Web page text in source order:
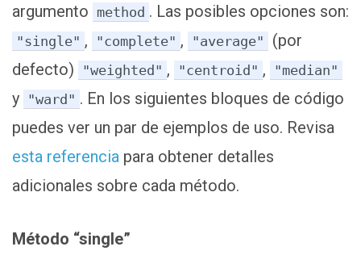
argumento method . Las posibles opciones son:
"single" , "complete" , "average"
(por
defecto)
"weighted" , "centroid" , "median"
y "ward" . En los siguientes bloques de código
puedes ver un par de ejemplos de uso. Revisa
esta referencia para obtener detalles
adicionales sobre cada método.
Método “single”